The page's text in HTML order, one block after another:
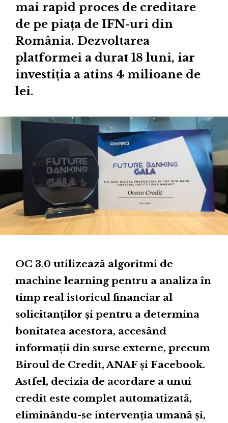
mai rapid proces de creditare
de pe piața de IFN-uri din
România. Dezvoltarea
platformei a durat 18 luni, iar
investiția a atins 4 milioane de
lei.
OC 3.0 utilizează algoritmi de
machine learning pentru a analiza în
timp real istoricul financiar al
solicitanților și pentru a determina
bonitatea acestora, accesând
informații din surse externe, precum
Biroul de Credit, ANAF și Facebook.
Astfel, decizia de acordare a unui
credit este complet automatizată,
eliminându-se intervenția umană și,